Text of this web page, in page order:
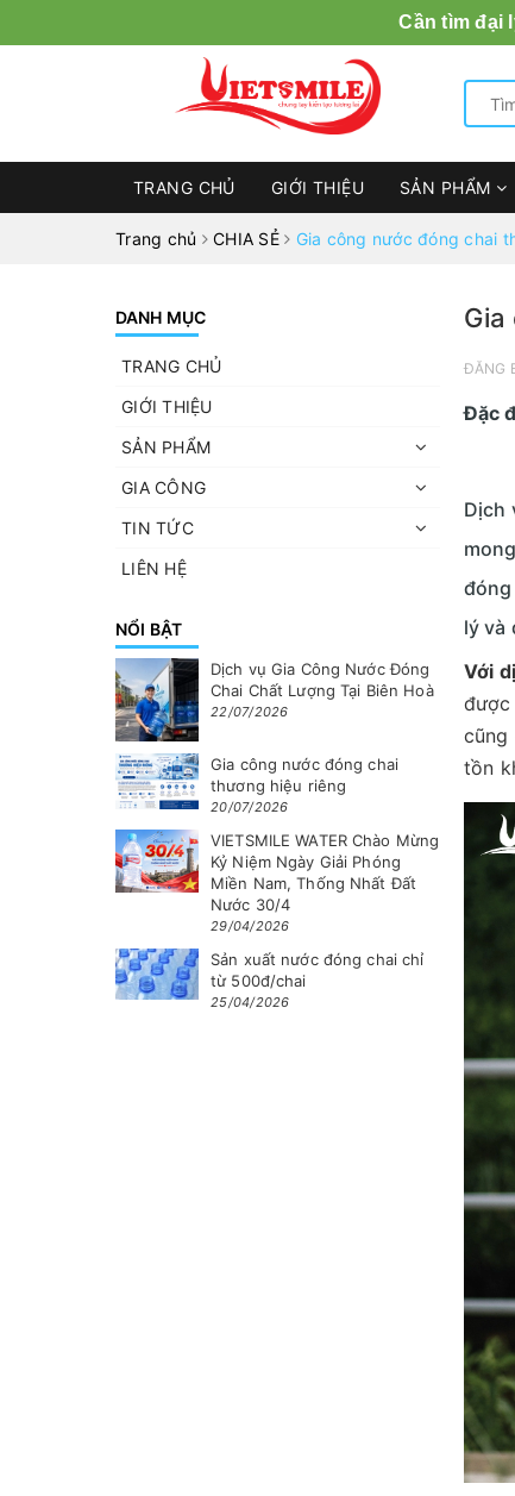
TRANG CHỦ GIỚI THIỆU SẢN PHẨM
Trang chủ CHIA SẺ Gia công nước đóng chai
ĐĂNG
Đặc
Dịch
lý và
Với
cũng
tồn
DANH MỤC
TRANG CHỦ
GIỚI THIỆU
SẢN PHẨM
GIA CÔNG
TIN TỨC
LIÊN HỆ
NỔI BẬT
Dịch vụ Gia Công Nước Đóng
Chai Chất Lượng Tại Biên Hoà
22/07/2026
Gia công nước đóng chai
thương hiệu riêng
20/07/2026
VIETSMILE WATER Chào Mừng
Kỷ Niệm Ngày Giải Phóng
Miền Nam, Thống Nhất Đất
Nước 30/4
29/04/2026
Sản xuất nước đóng chai chỉ
từ 500đ/chai
25/04/2026
Cần tìm đại